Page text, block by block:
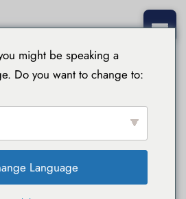
might be speaking a
Do you want to change to:
Language